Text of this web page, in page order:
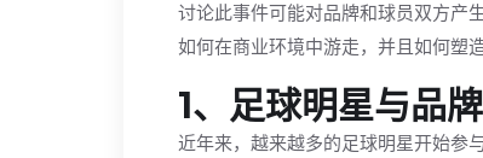
讨论此事件可能对品牌和球员双方产
如何在商业环境中游走，并且如何塑
1、足球明星与品
近年来，越来越多的足球明星开始参